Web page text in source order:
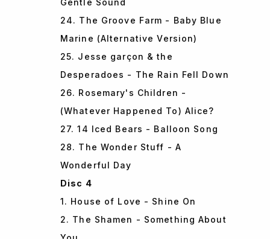
Gentle Sound
24. The Groove Farm - Baby Blue
Marine (Alternative Version)
25. Jesse garçon & the
Desperadoes - The Rain Fell Down
26. Rosemary's Children -
(Whatever Happened To) Alice?
27. 14 Iced Bears - Balloon Song
28. The Wonder Stuff - A
Wonderful Day
Disc 4
1. House of Love - Shine On
2. The Shamen - Something About